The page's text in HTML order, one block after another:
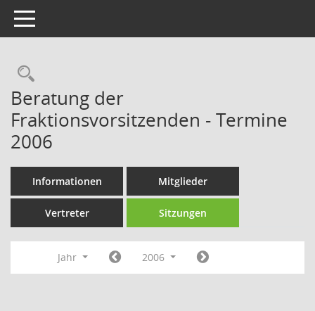
Toggle navigation
Rechercheauswahl
Beratung der
Fraktionsvorsitzenden - Termine
2006
Informationen Mitglieder
Vertreter Sitzungen
Jahr 2006